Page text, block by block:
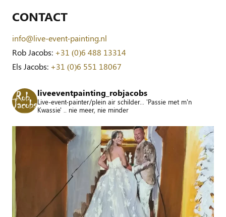
CONTACT
info@live-event-painting.nl
Rob Jacobs: +31 (0)6 488 13314
Els Jacobs: +31 (0)6 551 18067
liveeventpainting_robjacobs
Live-event-painter/plein air schilder... 'Passie met m'n
Kwassie' .. nie meer, nie minder